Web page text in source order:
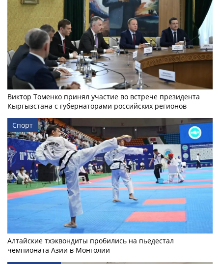
Виктор Томенко принял участие во встрече президента
Кыргызстана с губернаторами российских регионов
Спорт
Алтайские тхэквондиты пробились на пьедестал
чемпионата Азии в Монголии